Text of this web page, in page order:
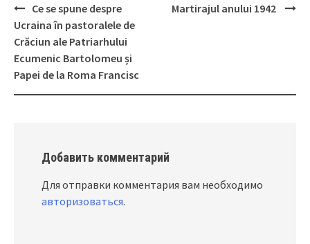
Post
navigation
Ce se spune despre
Ucraina în pastoralele de
Crăciun ale Patriarhului
Ecumenic Bartolomeu și
Papei de la Roma Francisc
Martirajul anului 1942
Добавить комментарий
Для отправки комментария вам необходимо
авторизоваться.